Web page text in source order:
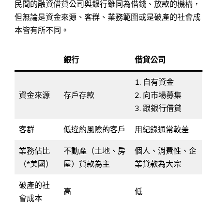
民間的融資借貸公司與銀行雖同為借錢、放款的機構，
但無論是資金來源、客群、業務範圍或是破產的社會成
本皆有所不同。
銀行 借貸公司
資金來源 存戶存款
1. 自有資金
2. 向市場募集
3. 跟銀行借貸
客群 低違約風險的客戶 用紀錄通常較差
業務佔比
（*美國）
不動產（土地、房
屋）貸款為主
個人、消費性、企
業貸款為大宗
破產的社
會成本
高 低